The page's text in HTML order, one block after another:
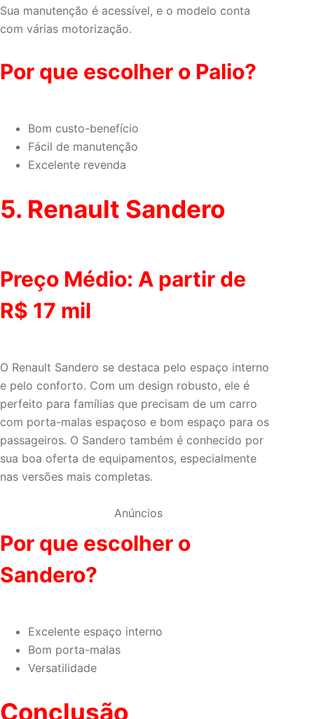
Sua manutenção é acessível, e o modelo conta
com várias motorização.
Por que escolher o Palio?
Bom custo-benefício
Fácil de manutenção
Excelente revenda
5. Renault Sandero
Preço Médio: A partir de
R$ 17 mil
O Renault Sandero se destaca pelo espaço interno
e pelo conforto. Com um design robusto, ele é
perfeito para famílias que precisam de um carro
com porta-malas espaçoso e bom espaço para os
passageiros. O Sandero também é conhecido por
sua boa oferta de equipamentos, especialmente
nas versões mais completas.
Anúncios
Por que escolher o
Sandero?
Excelente espaço interno
Bom porta-malas
Versatilidade
Conclusão